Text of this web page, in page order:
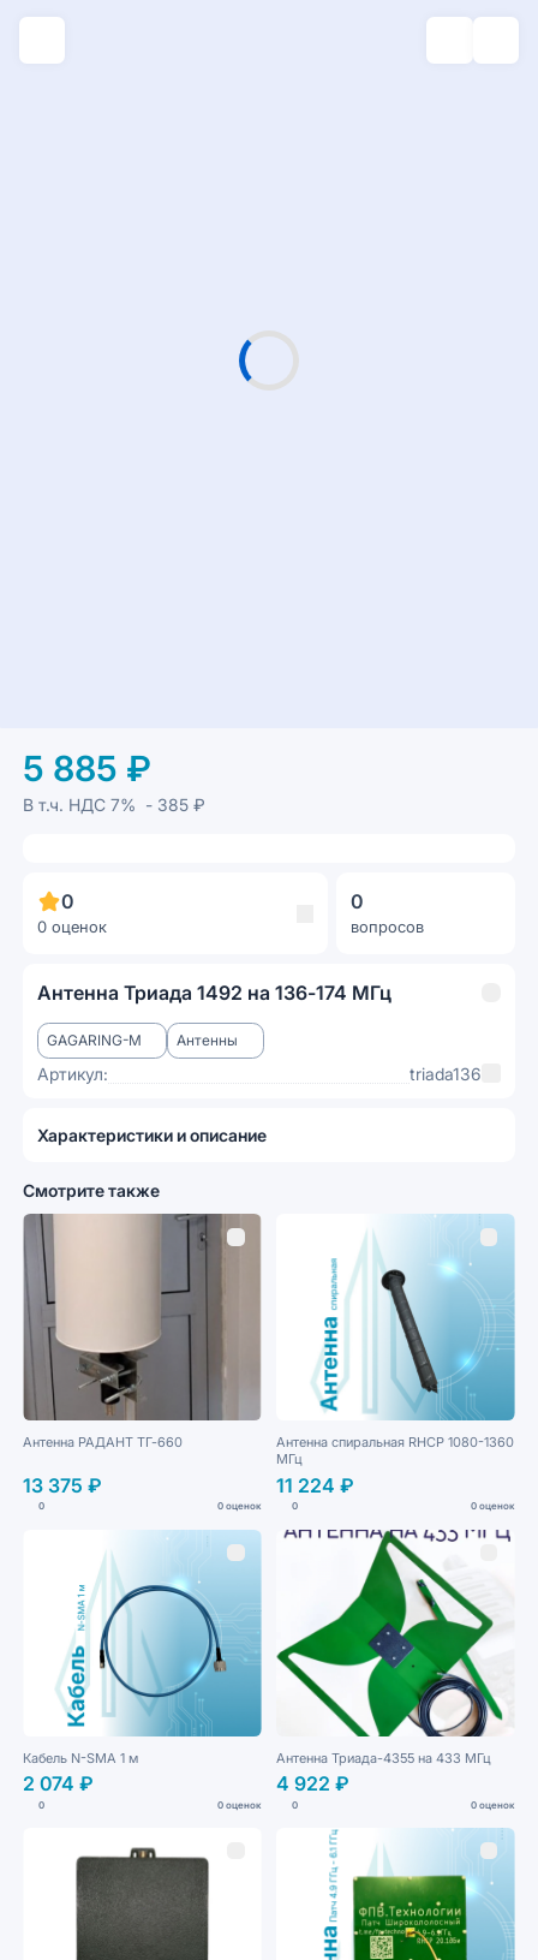
5 885 ₽
В т.ч. НДС7% - 385 ₽
0
0 оценок
0
вопросов
Антенна Триада 1492 на 136-174 МГц
GAGARING-M Антенны
Артикул: triada136
Характеристики и описание
Смотрите также
Антенна РАДАНТ ТГ-660
13 375 ₽
0 0 оценок
Антенна спиральная RHCP 1080-1360
МГц
11 224 ₽
0 0 оценок
Кабель N-SMA 1 м
2 074 ₽
0 0 оценок
Антенна Триада-4355 на 433 МГц
4 922 ₽
0 0 оценок